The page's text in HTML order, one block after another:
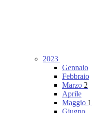
2023
Gennaio
Febbraio
Marzo 2
Aprile
Maggio 1